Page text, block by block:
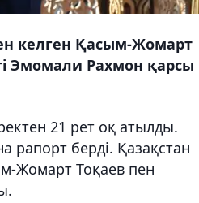
келген Қасым-Жомарт
Эмомали Рахмон қарсы
21 рет оқ атылды.
берді. Қазақстан
Жомарт Тоқаев пен